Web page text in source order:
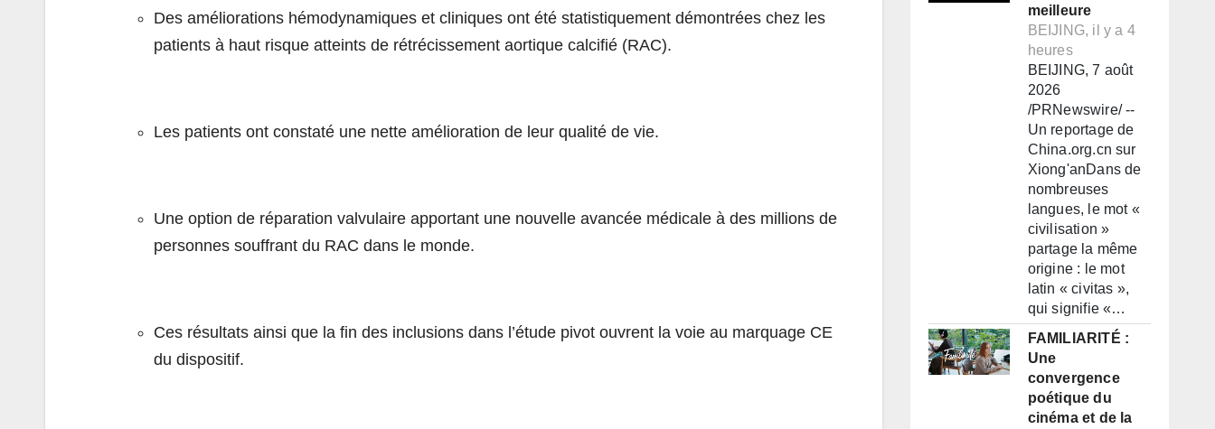
Des améliorations hémodynamiques et cliniques ont été statistiquement démontrées chez les
patients à haut risque atteints de rétrécissement aortique calcifié (RAC).
Les patients ont constaté une nette amélioration de leur qualité de vie.
Une option de réparation valvulaire apportant une nouvelle avancée médicale à des millions de
personnes souffrant du RAC dans le monde.
Ces résultats ainsi que la fin des inclusions dans l’étude pivot ouvrent la voie au marquage CE
du dispositif.
meilleure
BEIJING, il y a 4
heures
BEIJING, 7 août
2026
/PRNewswire/ --
Un reportage de
China.org.cn sur
Xiong'anDans de
nombreuses
langues, le mot «
civilisation »
partage la même
origine : le mot
latin « civitas »,
qui signifie «…
FAMILIARITÉ :
Une
convergence
poétique du
cinéma et de la